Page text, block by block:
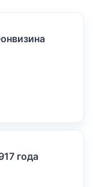
года